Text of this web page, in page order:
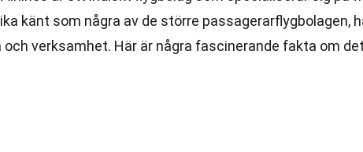
känt som några av de större passagerarflygbolagen,
och verksamhet. Här är några fascinerande fakta om